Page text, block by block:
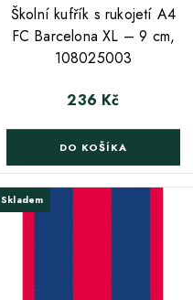
Školní kufřík s rukojetí A4
FC Barcelona XL – 9 cm,
108025003
Cena
236 Kč
DO KOŠÍKA
Skladem